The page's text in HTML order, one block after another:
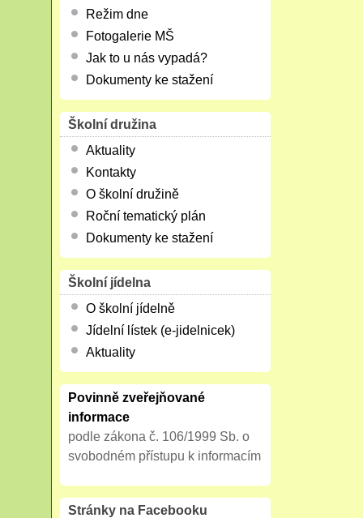
Režim dne
Fotogalerie MŠ
Jak to u nás vypadá?
Dokumenty ke stažení
Školní družina
Aktuality
Kontakty
O školní družině
Roční tematický plán
Dokumenty ke stažení
Školní jídelna
O školní jídelně
Jídelní lístek (e-jidelnicek)
Aktuality
Povinně zveřejňované
informace
podle zákona č. 106/1999 Sb. o
svobodném přístupu k informacím
Stránky na Facebooku